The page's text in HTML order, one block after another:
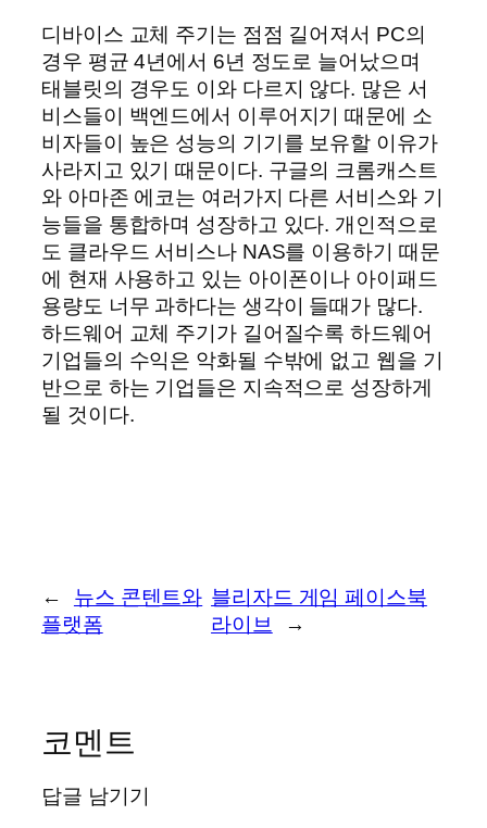
디바이스 교체 주기는 점점 길어져서 PC의
경우 평균 4년에서 6년 정도로 늘어났으며
태블릿의 경우도 이와 다르지 않다. 많은 서
비스들이 백엔드에서 이루어지기 때문에 소
비자들이 높은 성능의 기기를 보유할 이유가
사라지고 있기 때문이다. 구글의 크롬캐스트
와 아마존 에코는 여러가지 다른 서비스와 기
능들을 통합하며 성장하고 있다. 개인적으로
도 클라우드 서비스나 NAS를 이용하기 때문
에 현재 사용하고 있는 아이폰이나 아이패드
용량도 너무 과하다는 생각이 들때가 많다.
하드웨어 교체 주기가 길어질수록 하드웨어
기업들의 수익은 악화될 수밖에 없고 웹을 기
반으로 하는 기업들은 지속적으로 성장하게
될 것이다.
←
뉴스 콘텐트와
플랫폼
블리자드 게임 페이스북
라이브
→
코멘트
답글 남기기